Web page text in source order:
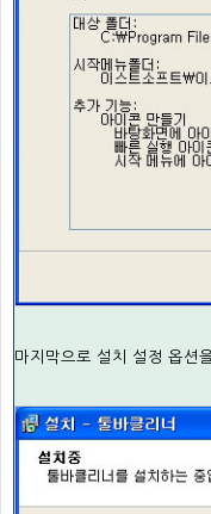
마지막으로 설치 설정 옵션